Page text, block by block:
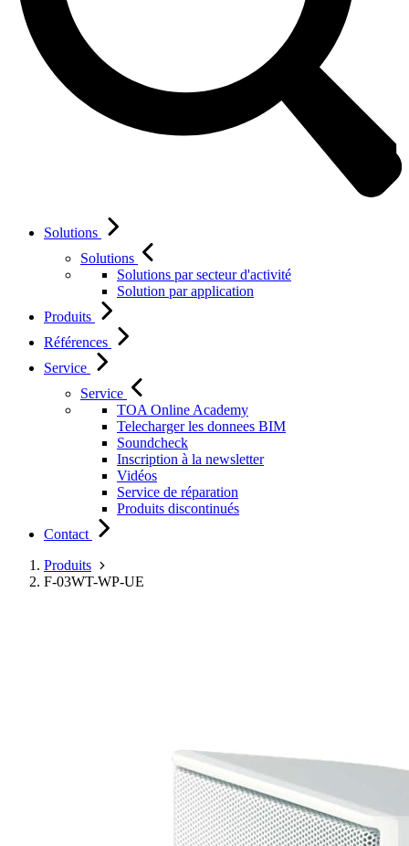
Solutions
Solutions
Solutions par secteur d'activité
Solution par application
Produits
Références
Service
Service
TOA Online Academy
Telecharger les donnees BIM
Soundcheck
Inscription à la newsletter
Vidéos
Service de réparation
Produits discontinués
Contact
Produits
F-03WT-WP-UE